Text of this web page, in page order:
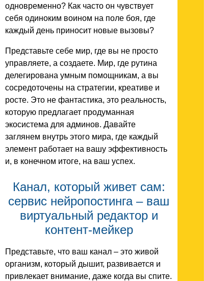
одновременно? Как часто он чувствует
себя одиноким воином на поле боя, где
каждый день приносит новые вызовы?
Представьте себе мир, где вы не просто
управляете, а создаете. Мир, где рутина
делегирована умным помощникам, а вы
сосредоточены на стратегии, креативе и
росте. Это не фантастика, это реальность,
которую предлагает продуманная
экосистема для админов. Давайте
заглянем внутрь этого мира, где каждый
элемент работает на вашу эффективность
и, в конечном итоге, на ваш успех.
Канал, который живет сам:
сервис нейропостинга – ваш
виртуальный редактор и
контент-мейкер
Представьте, что ваш канал – это живой
организм, который дышит, развивается и
привлекает внимание, даже когда вы спите.